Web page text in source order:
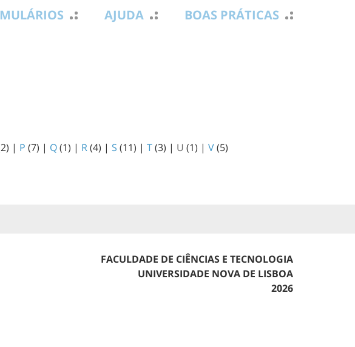
AJUDA BOAS PRÁTICAS
| P (7) | Q(1) | R(4) | S (11) | T(3) | U (1) | V(5)
FACULDADE DE CIÊNCIAS E TECNOLOGIA
UNIVERSIDADE NOVA DE LISBOA
2026